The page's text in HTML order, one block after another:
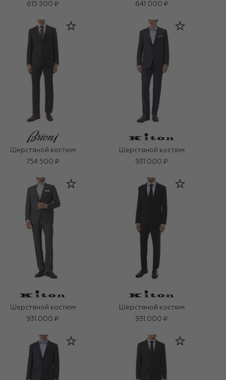
615 500 ₽
641 000 ₽
Шерстяной костюм
754 500 ₽
Шерстяной костюм
931 000 ₽
Шерстяной костюм
931 000 ₽
Шерстяной костюм
931 000 ₽